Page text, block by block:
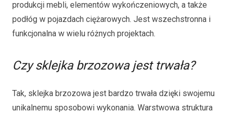
produkcji mebli, elementów wykończeniowych, a także
podłóg w pojazdach ciężarowych. Jest wszechstronna i
funkcjonalna w wielu różnych projektach.
Czy sklejka brzozowa jest trwała?
Tak, sklejka brzozowa jest bardzo trwała dzięki swojemu
unikalnemu sposobowi wykonania. Warstwowa struktura